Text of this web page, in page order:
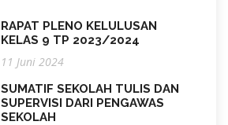
RAPAT PLENO KELULUSAN
KELAS 9 TP 2023/2024
11 Juni 2024
SUMATIF SEKOLAH TULIS DAN
SUPERVISI DARI PENGAWAS
SEKOLAH